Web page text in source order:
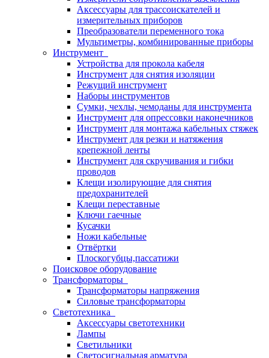
Аксессуары для трассоискателей и
измерительных приборов
Преобразователи переменного тока
Мультиметры, комбинированные приборы
Инструмент
Устройства для прокола кабеля
Инструмент для снятия изоляции
Режущий инструмент
Наборы инструментов
Сумки, чехлы, чемоданы для инструмента
Инструмент для опрессовки наконечников
Инструмент для монтажа кабельных стяжек
Инструмент для резки и натяжения
крепежной ленты
Инструмент для скручивания и гибки
проводов
Клещи изолирующие для снятия
предохранителей
Клещи переставные
Ключи гаечные
Кусачки
Ножи кабельные
Отвёртки
Плоскогубцы,пассатижи
Поисковое оборудование
Трансформаторы
Трансформаторы напряжения
Силовые трансформаторы
Светотехника
Аксессуары светотехники
Лампы
Светильники
Светосигнальная арматура